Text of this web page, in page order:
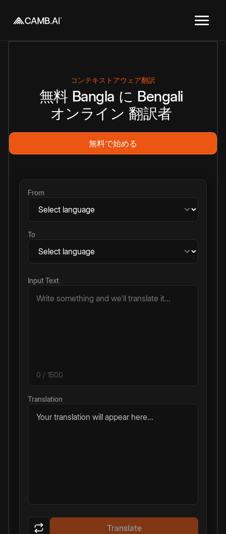
コンテキストアウェア翻訳
無料 Bangla に Bengali
オンライン 翻訳者
無料で始める
From
To
Input Text
0 / 1500
Translation
Your translation will appear here...
Translate